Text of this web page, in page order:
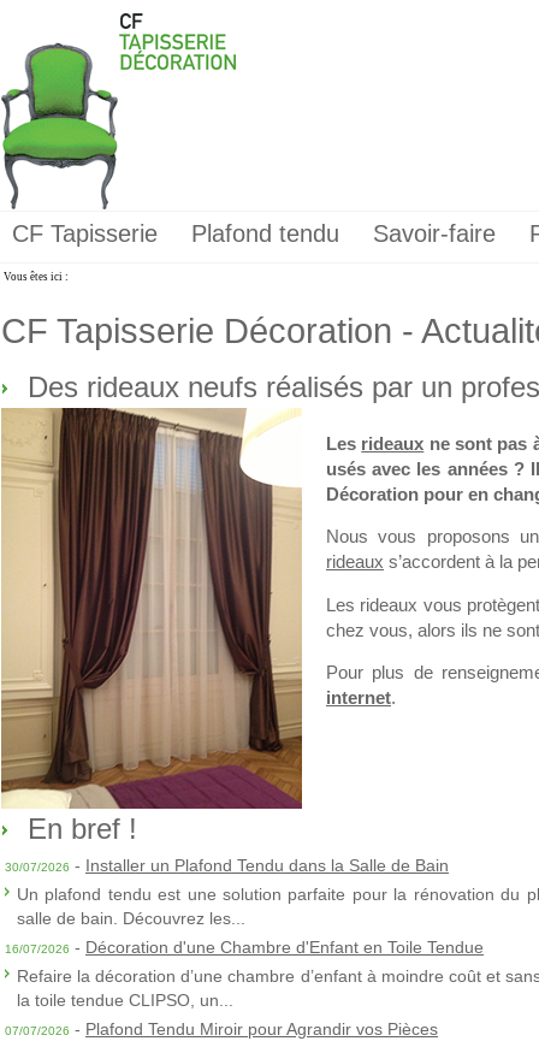
CF Tapisserie Plafond tendu Savoir-faire
Vous êtes ici :
CF Tapisserie Décoration -
Des rideaux neufs réalisés par un
Les rideaux ne sont pas
usés avec les années ?
Décoration pour en
Nous vous proposons
rideaux s’accordent à la
Les rideaux vous
chez vous, alors ils ne
Pour plus de
internet.
En bref !
30/07/2026 - Installer un Plafond Tendu dans la Salle de Bain
Un plafond tendu est une solution parfaite pour la rénovation du
salle de bain. Découvrez les...
16/07/2026 - Décoration d'une Chambre d'Enfant en Toile Tendue
Refaire la décoration d’une chambre d’enfant à moindre coût et
la toile tendue CLIPSO, un...
07/07/2026 - Plafond Tendu Miroir pour Agrandir vos Pièces